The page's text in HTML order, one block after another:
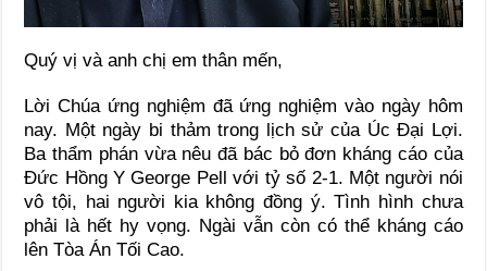
Quý vị và anh chị em thân mến,
Lời Chúa ứng nghiệm đã ứng nghiệm vào ngày hôm
nay. Một ngày bi thảm trong lịch sử của Úc Đại Lợi.
Ba thẩm phán vừa nêu đã bác bỏ đơn kháng cáo của
Đức Hồng Y George Pell với tỷ số 2-1. Một người nói
vô tội, hai người kia không đồng ý. Tình hình chưa
phải là hết hy vọng. Ngài vẫn còn có thể kháng cáo
lên Tòa Án Tối Cao.